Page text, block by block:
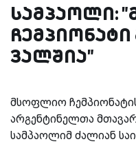
სამპაოლი:
ვალშია"
მსოფლიო
არგენტინელთა
სამპაოლიმ ძალიან